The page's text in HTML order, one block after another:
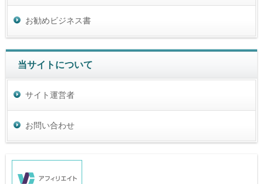
お勧めビジネス書
当サイトについて
サイト運営者
お問い合わせ